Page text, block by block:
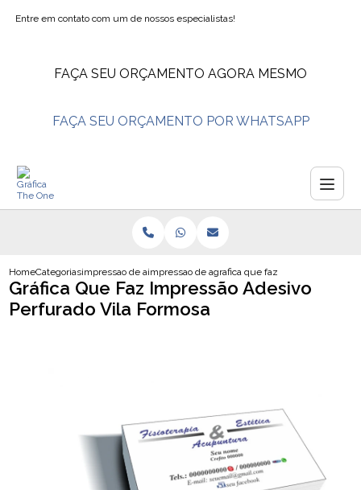
Entre em contato com um de nossos especialistas!
FAÇA SEU ORÇAMENTO AGORA MESMO
FAÇA SEU ORÇAMENTO POR WHATSAPP
HomeCategoriasimpressao de adesivosimpressao de adesivos personalizados
grafica que faz impressao
Gráfica Que Faz Impressão Adesivo
Perfurado Vila Formosa